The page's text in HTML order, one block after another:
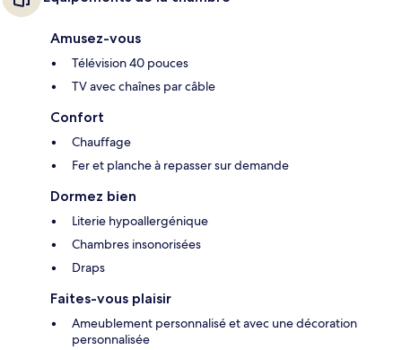
Amusez-vous
Télévision 40 pouces
TV avec chaînes par câble
Confort
Chauffage
Fer et planche à repasser sur demande
Dormez bien
Literie hypoallergénique
Chambres insonorisées
Draps
Faites-vous plaisir
Ameublement personnalisé et avec une décoration
personnalisée